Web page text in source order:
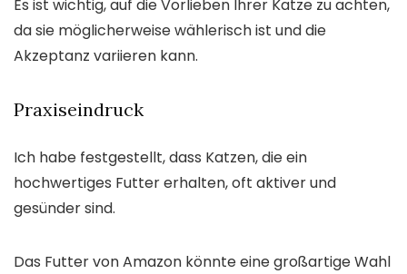
Es ist wichtig, auf die Vorlieben Ihrer Katze zu achten,
da sie möglicherweise wählerisch ist und die
Akzeptanz variieren kann.
Praxiseindruck
Ich habe festgestellt, dass Katzen, die ein
hochwertiges Futter erhalten, oft aktiver und
gesünder sind.
Das Futter von Amazon könnte eine großartige Wahl